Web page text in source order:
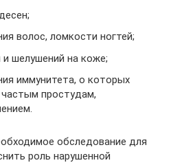
волос, ломкости ногтей;
и шелушений на коже;
иммунитета, о которых
простудам,
обследование для
роль нарушенной